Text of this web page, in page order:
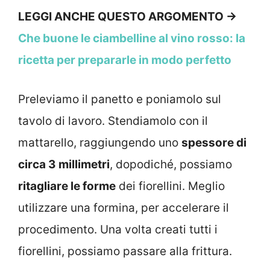
LEGGI ANCHE QUESTO ARGOMENTO →
Che buone le ciambelline al vino rosso: la
ricetta per prepararle in modo perfetto
Preleviamo il panetto e poniamolo sul
tavolo di lavoro. Stendiamolo con il
mattarello, raggiungendo uno spessore di
circa 3 millimetri, dopodiché, possiamo
ritagliare le forme dei fiorellini. Meglio
utilizzare una formina, per accelerare il
procedimento. Una volta creati tutti i
fiorellini, possiamo passare alla frittura.